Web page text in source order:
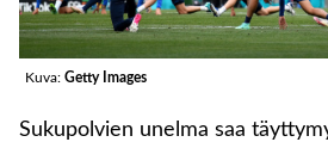
Kuva: Getty Images
Sukupolvien unelma saa